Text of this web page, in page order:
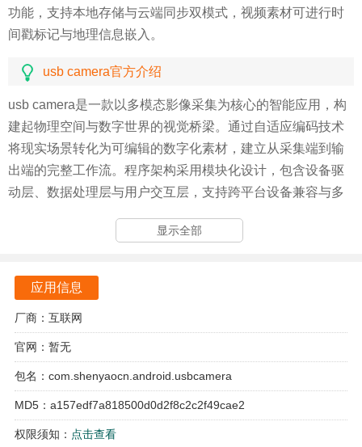
功能，支持本地存储与云端同步双模式，视频素材可进行时
间戳标记与地理信息嵌入。
usb camera官方介绍
usb camera是一款以多模态影像采集为核心的智能应用，构
建起物理空间与数字世界的视觉桥梁。通过自适应编码技术
将现实场景转化为可编辑的数字化素材，建立从采集端到输
出端的完整工作流。程序架构采用模块化设计，包含设备驱
动层、数据处理层与用户交互层，支持跨平台设备兼容与多
踪、景深模拟与生物特征识别，为安防监控、远程教学、内
usb camera游戏亮点
移动侦测系统在监控区域自动识别生物移动轨迹，生成带有
红色标记框的预警视频片段
双模存储架构启用本地缓存与云端备份，重要影像资料可通
过加密通道自动上传至私有空间
多窗口预览界面支持显示四个摄像源画面，每个窗口可独立
显示全部
应用信息
厂商：互联网
官网：暂无
包名：com.shenyaocn.android.usbcamera
MD5：a157edf7a818500d0d2f8c2c2f49cae2
权限须知： 点击查看